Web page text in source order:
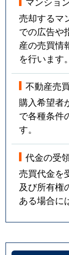
売却するマ
での広告や
産の売買情
を行います。
不動産売
購入希望者
で各種条件
す。
代金の受
売買代金を
及び所有権
ある場合に